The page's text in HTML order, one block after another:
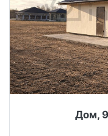
Дом,